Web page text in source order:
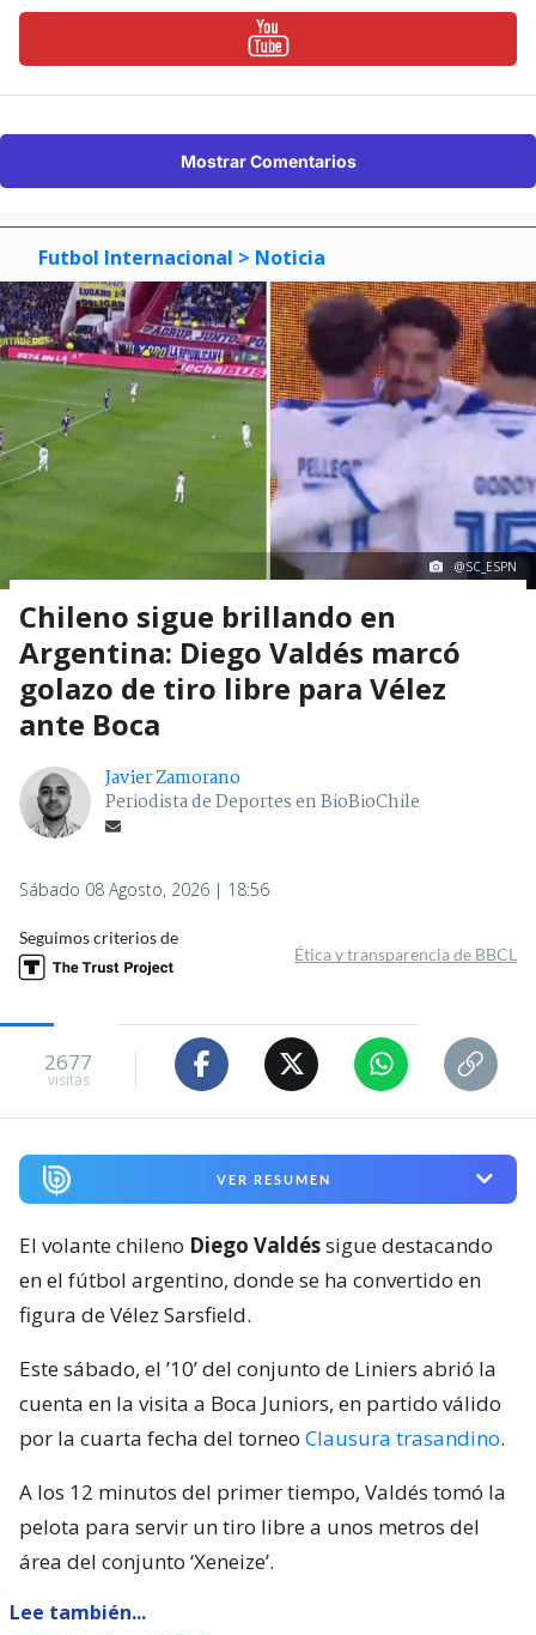
Mostrar Comentarios
Futbol Internacional > Noticia
@SC_ESPN
Chileno sigue brillando en
Argentina: Diego Valdés marcó
golazo de tiro libre para Vélez
ante Boca
Javier Zamorano
Periodista de Deportes en BioBioChile
Sábado 08 Agosto, 2026 | 18:56
Seguimos criterios de
Ética y transparencia de BBCL
2677
visitas
VER RESUMEN
El volante chileno Diego Valdéssigue destacando
en el fútbol argentino, donde se ha convertido en
figura de Vélez Sarsfield.
Este sábado, el ’10’ del conjunto de Liniers abrió la
cuenta en la visita a Boca Juniors, en partido válido
por la cuarta fecha del torneo Clausura trasandino.
A los 12 minutos del primer tiempo, Valdés tomó la
pelota para servir un tiro libre a unos metros del
área del conjunto ‘Xeneize’.
Lee también...